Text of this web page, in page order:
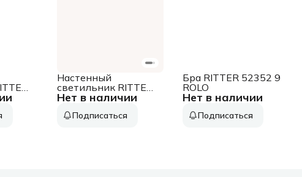
Нет в наличии
Настенный
светильник RITTER
52351 2 PALERMO
Подписаться
Нет в наличии
Бра RITTER 52352 9
ROLO
Подписаться